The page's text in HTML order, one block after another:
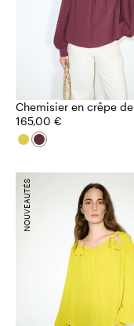
Chemisier en crêpe de
Chine
165,00 €
NOUVEAUTÉS